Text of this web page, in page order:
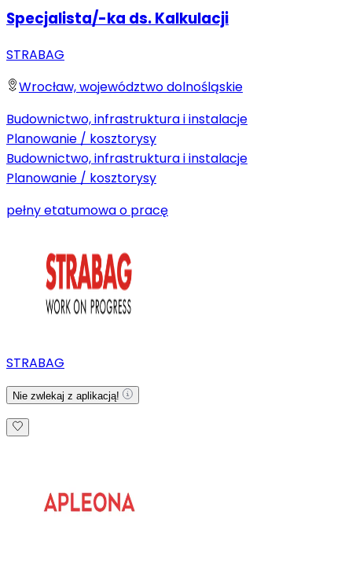
Specjalista/-ka ds. Kalkulacji
STRABAG
Wrocław, województwo dolnośląskie
Budownictwo, infrastruktura i instalacje
Planowanie / kosztorysy
Budownictwo, infrastruktura i instalacje
Planowanie / kosztorysy
pełny etatumowa o pracę
STRABAG
Nie zwlekaj z aplikacją!